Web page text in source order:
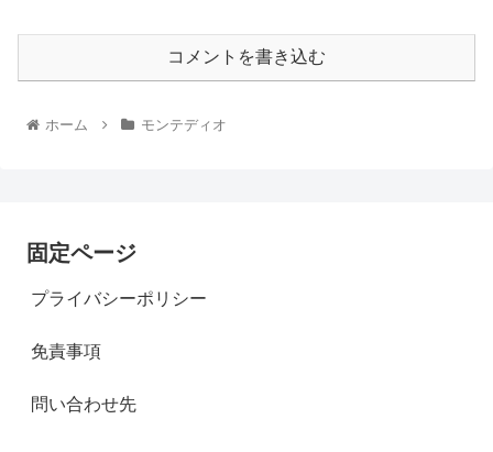
コメントを書き込む
ホーム モンテディオ
固定ページ
プライバシーポリシー
免責事項
問い合わせ先